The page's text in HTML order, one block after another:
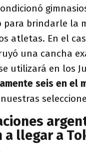
para brindarle la
atletas. En el
una cancha
utilizará en los
seis en el
a llegar a